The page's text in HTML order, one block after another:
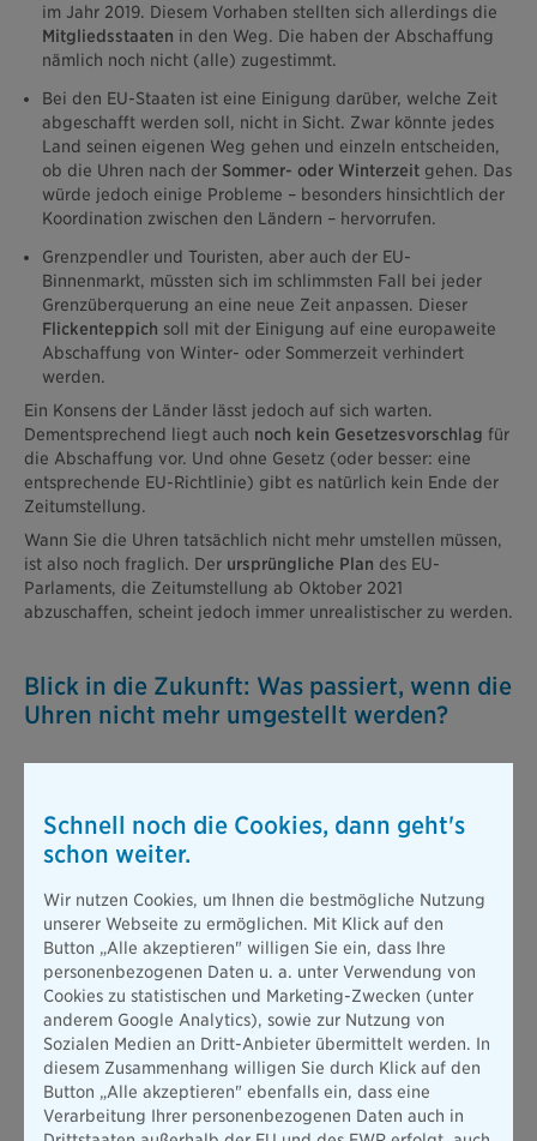
im Jahr 2019. Diesem Vorhaben stellten sich allerdings die
Mitgliedsstaaten in den Weg. Die haben der Abschaffung
nämlich noch nicht (alle) zugestimmt.
Bei den EU-Staaten ist eine Einigung darüber, welche Zeit
abgeschafft werden soll, nicht in Sicht. Zwar könnte jedes
Land seinen eigenen Weg gehen und einzeln entscheiden,
ob die Uhren nach der Sommer- oder Winterzeit gehen. Das
würde jedoch einige Probleme – besonders hinsichtlich der
Koordination zwischen den Ländern – hervorrufen.
Grenzpendler und Touristen, aber auch der EU-
Binnenmarkt, müssten sich im schlimmsten Fall bei jeder
Grenzüberquerung an eine neue Zeit anpassen. Dieser
Flickenteppich soll mit der Einigung auf eine europaweite
Abschaffung von Winter- oder Sommerzeit verhindert
werden.
Ein Konsens der Länder lässt jedoch auf sich warten.
Dementsprechend liegt auch noch kein Gesetzesvorschlag für
die Abschaffung vor. Und ohne Gesetz (oder besser: eine
entsprechende EU-Richtlinie) gibt es natürlich kein Ende der
Zeitumstellung.
Wann Sie die Uhren tatsächlich nicht mehr umstellen müssen,
ist also noch fraglich. Der ursprüngliche Plan des EU-
Parlaments, die Zeitumstellung ab Oktober 2021
abzuschaffen, scheint jedoch immer unrealistischer zu werden.
Blick in die Zukunft: Was passiert, wenn die
Uhren nicht mehr umgestellt werden?
Die Hürden, welche einem Ende der Zeitumstellung noch im
einen Alltag ohne Zeitumstellung lohnt sich dennoch. Denn
eines ist klar: Wird die Zeitumstellung abgeschafft, ändert das
so einiges!
Diegute Nachrichtzuerst: Wenn wir die Uhren nicht mehr
zweimal im Jahr umstellen müssen,bleibtauch die
Umgewöhnung aus. Die fällt nämlich besonders beim Wechsel
auf die Sommerzeit vielen Menschen schwer.
Sommer- und Winterzeit bringen jedoch nicht nur Vor-,
sondern auch zahlreiche Nachteile mit sich. Welche das sind,
erklären wir jetzt.
Zeitumstellung: Die Folgen "ewiger Sommerzeit"
Schnell noch die Cookies, dann geht's
schon weiter.
Wir nutzen Cookies, um Ihnen die bestmögliche Nutzung
unserer Webseite zu ermöglichen. Mit Klick auf den
Button „Alle akzeptieren" willigen Sie ein, dass Ihre
personenbezogenen Daten u. a. unter Verwendung von
Cookies zu statistischen und Marketing-Zwecken (unter
anderem Google Analytics), sowie zur Nutzung von
Sozialen Medien an Dritt-Anbieter übermittelt werden. In
diesem Zusammenhang willigen Sie durch Klick auf den
Button „Alle akzeptieren" ebenfalls ein, dass eine
Verarbeitung Ihrer personenbezogenen Daten auch in